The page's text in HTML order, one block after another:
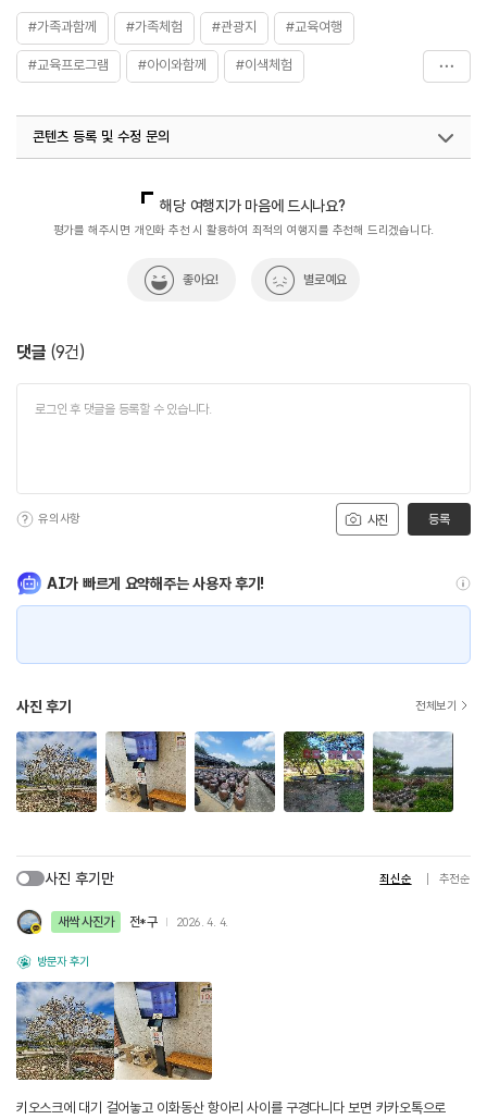
#가족과함께 #가족체험 #관광지 #교육여행
#교육프로그램 #아이와함께 #이색체험
#체험관광 #체험교육
콘텐츠 등록 및 수정 문의
열린관광콘텐츠팀(열린관광-모두의여행)
033-738-3425
해당 여행지가 마음에 드시나요?
평가를 해주시면 개인화 추천 시 활용하여 최적의 여행지를 추천해 드리겠습니다.
좋아요! 별로예요
댓글 (9건)
사진
유의사항 등록
AI가 빠르게 요약해주는 사용자 후기!
사진 후기 전체보기
사진 후기만 최신순 추천순
새싹 사진가 전*구 2026. 4. 4.
방문자 후기
키오스크에 대기 걸어놓고 이화동산 항아리 사이를 구경다니다 보면 카카오톡으로